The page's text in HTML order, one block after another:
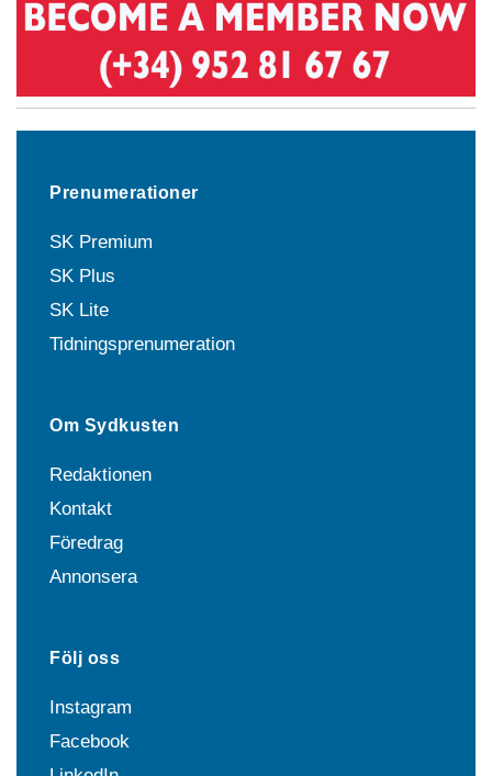
Prenumerationer
SK Premium
SK Plus
SK Lite
Tidningsprenumeration
Om Sydkusten
Redaktionen
Kontakt
Föredrag
Annonsera
Följ oss
Instagram
Facebook